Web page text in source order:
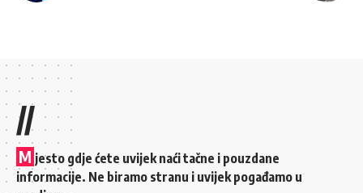
//
M jesto gdje ćete uvijek naći tačne i pouzdane
informacije. Ne biramo stranu i uvijek pogađamo u